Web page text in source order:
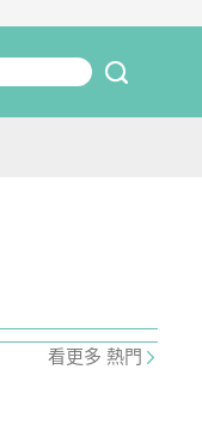
看更多 熱門